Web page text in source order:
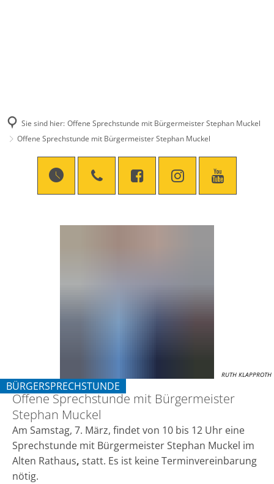
Sie sind hier: Offene Sprechstunde mit Bürgermeister Stephan Muckel
Offene Sprechstunde mit Bürgermeister Stephan Muckel
RUTH KLAPPROTH
BÜRGERSPRECHSTUNDE
KATEGORIE: BÜRGERSPRECHSTUNDE
Offene Sprechstunde mit Bürgermeister
Stephan Muckel
Am Samstag, 7. März, findet von 10 bis 12 Uhr eine
Sprechstunde mit Bürgermeister Stephan Muckel im
Alten Rathaus, statt. Es ist keine Terminvereinbarung
nötig.